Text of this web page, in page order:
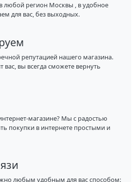
любой регион Москвы , в удобное
для вас, без выходных.
репутацией нашего магазина.
вас, вы всегда сможете вернуть
магазине? Мы с радостью
покупки в интернете простыми и
любым удобным для вас способом: